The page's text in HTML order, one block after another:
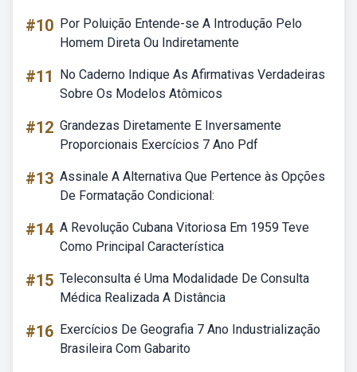
#10 Por Poluição Entende-se A Introdução Pelo
Homem Direta Ou Indiretamente
#11
No Caderno Indique As Afirmativas Verdadeiras
Sobre Os Modelos Atômicos
#12 Grandezas Diretamente E Inversamente
Proporcionais Exercícios 7 Ano Pdf
#13 Assinale A Alternativa Que Pertence às Opções
De Formatação Condicional:
#14 A Revolução Cubana Vitoriosa Em 1959 Teve
Como Principal Característica
#15 Teleconsulta é Uma Modalidade De Consulta
Médica Realizada A Distância
#16 Exercícios De Geografia 7 Ano Industrialização
Brasileira Com Gabarito